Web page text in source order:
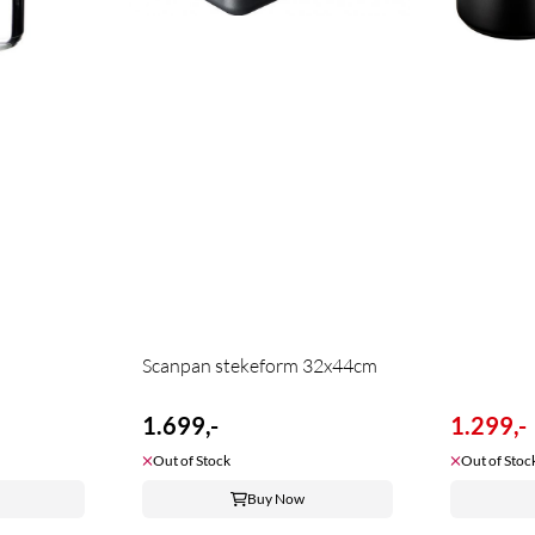
Scanpan stekeform 32x44cm
1.699,-
Out of Stock
Buy Now
1.299,-
Out of